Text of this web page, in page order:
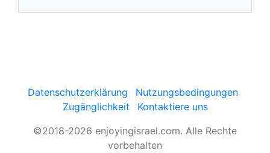
Datenschutzerklärung
Nutzungsbedingungen
Zugänglichkeit
Kontaktiere uns
©2018-2026 enjoyingisrael.com. Alle Rechte
vorbehalten